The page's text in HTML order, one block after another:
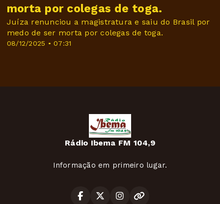
08/12/2025 • 07:31
morta por colegas de toga.
Juíza renunciou a magistratura e saiu do Brasil por
medo de ser morta por colegas de toga.
Rádio Ibema FM 104,9
Informação em primeiro lugar.